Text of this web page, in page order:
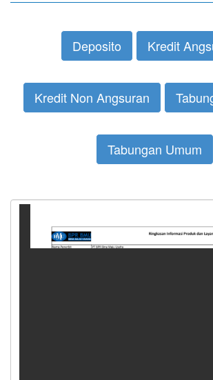
Deposito Kredit
Kredit Non Angsuran
Tabungan Umum